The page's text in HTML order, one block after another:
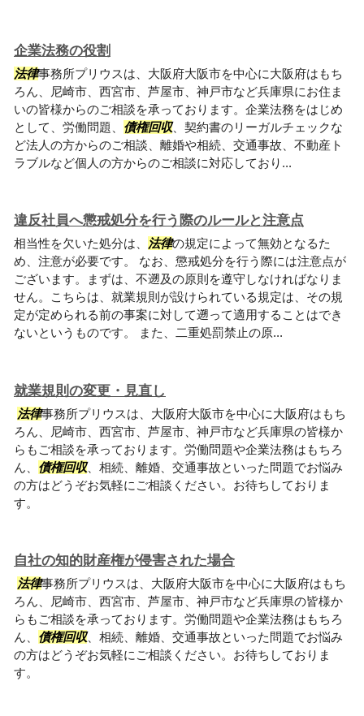
企業法務の役割
法律事務所プリウスは、大阪府大阪市を中心に大阪府はもち
ろん、尼崎市、西宮市、芦屋市、神戸市など兵庫県にお住ま
いの皆様からのご相談を承っております。企業法務をはじめ
として、労働問題、 債権回収、契約書のリーガルチェックな
ど法人の方からのご相談、離婚や相続、交通事故、不動産ト
ラブルなど個人の方からのご相談に対応しており...
違反社員へ懲戒処分を行う際のルールと注意点
相当性を欠いた処分は、 法律の規定によって無効となるた
め、注意が必要です。 なお、懲戒処分を行う際には注意点が
ございます。まずは、不遡及の原則を遵守しなければなりま
せん。こちらは、就業規則が設けられている規定は、その規
定が定められる前の事案に対して遡って適用することはでき
ないというものです。 また、二重処罰禁止の原...
就業規則の変更・見直し
法律事務所プリウスは、大阪府大阪市を中心に大阪府はもち
ろん、尼崎市、西宮市、芦屋市、神戸市など兵庫県の皆様か
らもご相談を承っております。労働問題や企業法務はもちろ
ん、 債権回収、相続、離婚、交通事故といった問題でお悩み
の方はどうぞお気軽にご相談ください。お待ちしておりま
す。
自社の知的財産権が侵害された場合
法律事務所プリウスは、大阪府大阪市を中心に大阪府はもち
ろん、尼崎市、西宮市、芦屋市、神戸市など兵庫県の皆様か
らもご相談を承っております。労働問題や企業法務はもちろ
ん、 債権回収、相続、離婚、交通事故といった問題でお悩み
の方はどうぞお気軽にご相談ください。お待ちしておりま
す。